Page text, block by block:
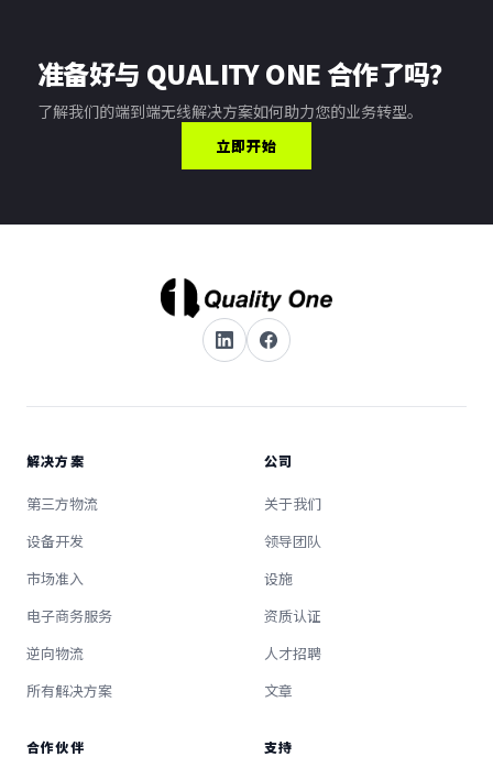
准备好与 QUALITY ONE 合作了吗？
了解我们的端到端无线解决方案如何助力您的业务转型。
立即开始
解决方案
第三方物流
设备开发
市场准入
电子商务服务
逆向物流
所有解决方案
公司
关于我们
领导团队
设施
资质认证
人才招聘
文章
合作伙伴 支持